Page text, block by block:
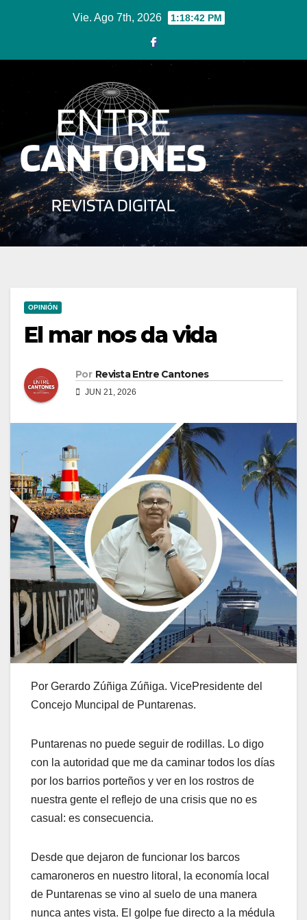
Vie. Ago 7th, 2026 1:18:43 PM
OPINIÓN
El mar nos da vida
Por Revista Entre Cantones
JUN 21, 2026
Por Gerardo Zúñiga Zúñiga. VicePresidente del
Concejo Muncipal de Puntarenas.
Puntarenas no puede seguir de rodillas. Lo digo
con la autoridad que me da caminar todos los días
por los barrios porteños y ver en los rostros de
nuestra gente el reflejo de una crisis que no es
casual: es consecuencia.
Desde que dejaron de funcionar los barcos
camaroneros en nuestro litoral, la economía local
de Puntarenas se vino al suelo de una manera
nunca antes vista. El golpe fue directo a la médula